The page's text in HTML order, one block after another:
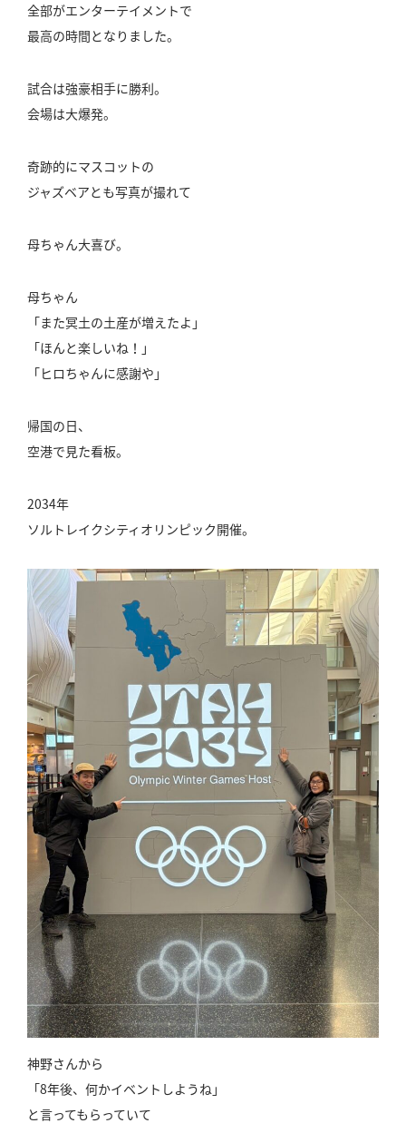
全部がエンターテイメントで
最高の時間となりました。
試合は強豪相手に勝利。
会場は大爆発。
奇跡的にマスコットの
ジャズベアとも写真が撮れて
母ちゃん大喜び。
母ちゃん
「また冥土の土産が増えたよ」
「ほんと楽しいね！」
「ヒロちゃんに感謝や」
帰国の日、
空港で見た看板。
2034年
ソルトレイクシティオリンピック開催。
神野さんから
「8年後、何かイベントしようね」
と言ってもらっていて